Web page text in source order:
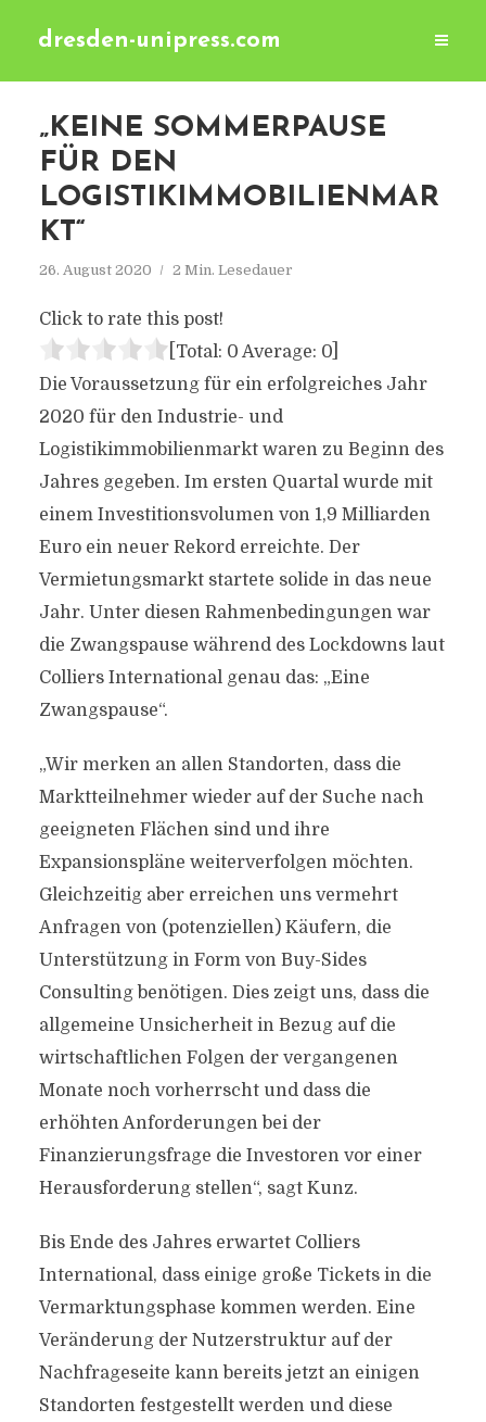
dresden-unipress.com
„KEINE SOMMERPAUSE
FÜR DEN
LOGISTIKIMMOBILIENMAR
KT“
26. August 2020 2 Min. Lesedauer
Click to rate this post!
[Total: 0 Average: 0]
Die Voraussetzung für ein erfolgreiches Jahr
2020 für den Industrie- und
Logistikimmobilienmarkt waren zu Beginn des
Jahres gegeben. Im ersten Quartal wurde mit
einem Investitionsvolumen von 1,9 Milliarden
Euro ein neuer Rekord erreichte. Der
Vermietungsmarkt startete solide in das neue
Jahr. Unter diesen Rahmenbedingungen war
die Zwangspause während des Lockdowns laut
Colliers International genau das: „Eine
Zwangspause“.
„Wir merken an allen Standorten, dass die
Marktteilnehmer wieder auf der Suche nach
geeigneten Flächen sind und ihre
Expansionspläne weiterverfolgen möchten.
Gleichzeitig aber erreichen uns vermehrt
Anfragen von (potenziellen) Käufern, die
Unterstützung in Form von Buy-Sides
Consulting benötigen. Dies zeigt uns, dass die
allgemeine Unsicherheit in Bezug auf die
wirtschaftlichen Folgen der vergangenen
Monate noch vorherrscht und dass die
erhöhten Anforderungen bei der
Finanzierungsfrage die Investoren vor einer
Herausforderung stellen“, sagt Kunz.
Bis Ende des Jahres erwartet Colliers
International, dass einige große Tickets in die
Vermarktungsphase kommen werden. Eine
Veränderung der Nutzerstruktur auf der
Nachfrageseite kann bereits jetzt an einigen
Standorten festgestellt werden und diese